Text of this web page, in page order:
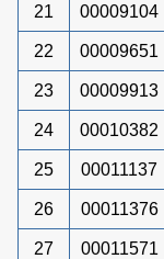
21 00009104
22 00009651
23 00009913
24 00010382
25 00011137
26 00011376
27 00011571